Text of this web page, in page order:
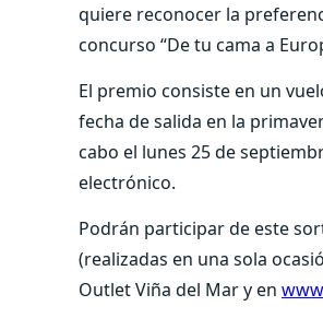
quiere reconocer la
concurso “De tu cama a
El premio consiste en un
fecha de salida en la
cabo el lunes 25 de
electrónico.
Podrán participar de este
(realizadas en una sola
Outlet Viña del Mar y en